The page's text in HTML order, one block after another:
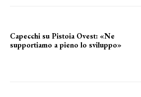
Capecchi su Pistoia Ovest: «Ne
supportiamo a pieno lo sviluppo»